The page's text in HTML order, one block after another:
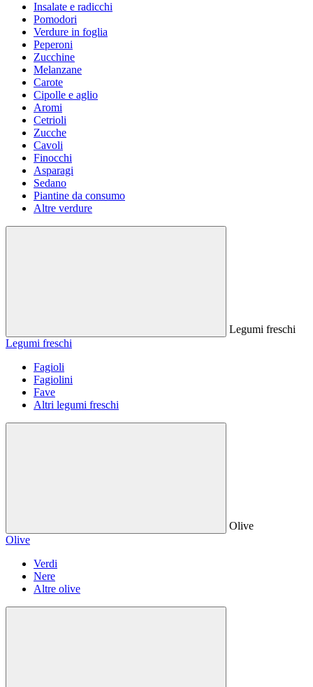
Insalate e radicchi
Pomodori
Verdure in foglia
Peperoni
Zucchine
Melanzane
Carote
Cipolle e aglio
Aromi
Cetrioli
Zucche
Cavoli
Finocchi
Asparagi
Sedano
Piantine da consumo
Altre verdure
Legumi freschi
Legumi freschi
Fagioli
Fagiolini
Fave
Altri legumi freschi
Olive
Olive
Verdi
Nere
Altre olive